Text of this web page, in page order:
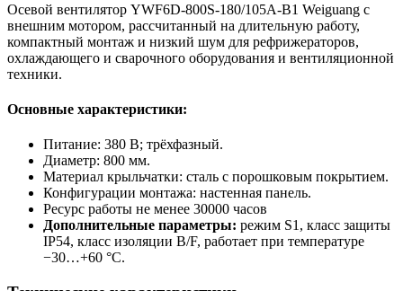
Осевой вентилятор YWF6D-800S-180/105A-B1 Weiguang с
внешним мотором, рассчитанный на длительную работу,
компактный монтаж и низкий шум для рефрижераторов,
охлаждающего и сварочного оборудования и вентиляционной
техники.
Основные характеристики:
Питание: 380 В; трёхфазный.
Диаметр: 800 мм.
Материал крыльчатки: сталь с порошковым покрытием.
Конфигурации монтажа: настенная панель.
Ресурс работы не менее 30000 часов
Дополнительные параметры: режим S1, класс защиты
IP54, класс изоляции B/F, работает при температуре
−30…+60 °C.